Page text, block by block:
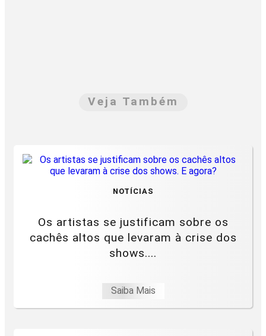
Veja Também
NOTÍCIAS
Os artistas se justificam sobre os
cachês altos que levaram à crise dos
shows....
Saiba Mais